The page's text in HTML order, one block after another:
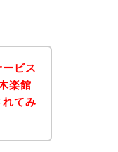
ビス
楽館
てみ